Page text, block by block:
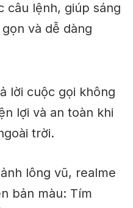
câu lệnh, giúp sáng
và dễ dàng
lời cuộc gọi không
lợi và an toàn khi
trời.
lông vũ, realme
bản màu: Tím